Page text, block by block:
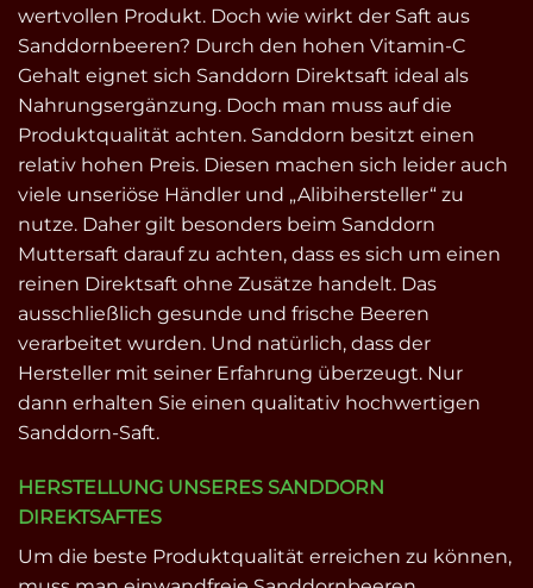
wertvollen Produkt. Doch wie wirkt der Saft aus
Sanddornbeeren? Durch den hohen Vitamin-C
Gehalt eignet sich Sanddorn Direktsaft ideal als
Nahrungsergänzung. Doch man muss auf die
Produktqualität achten. Sanddorn besitzt einen
relativ hohen Preis. Diesen machen sich leider auch
viele unseriöse Händler und „Alibihersteller“ zu
nutze. Daher gilt besonders beim Sanddorn
Muttersaft darauf zu achten, dass es sich um einen
reinen Direktsaft ohne Zusätze handelt. Das
ausschließlich gesunde und frische Beeren
verarbeitet wurden. Und natürlich, dass der
Hersteller mit seiner Erfahrung überzeugt. Nur
dann erhalten Sie einen qualitativ hochwertigen
Sanddorn-Saft.
HERSTELLUNG UNSERES SANDDORN
DIREKTSAFTES
Um die beste Produktqualität erreichen zu können,